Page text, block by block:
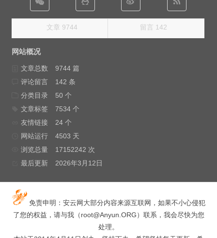
文章 9744 留言 142
网站概况
文章总数
9744 篇
评论留言
142 条
分类目录
50 个
文章标签
7534 个
友情链接
24 个
网站运行
4503 天
浏览总量
17152242 次
最后更新
2026年3月12日
免责申明：安云网大部分内容来源互联网，如果不小心侵犯
了您的权益，请与我（root@Anyun.ORG）联系，我会尽快为您
处理。